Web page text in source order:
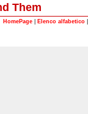
Them
HomePage Elenco alfabetico